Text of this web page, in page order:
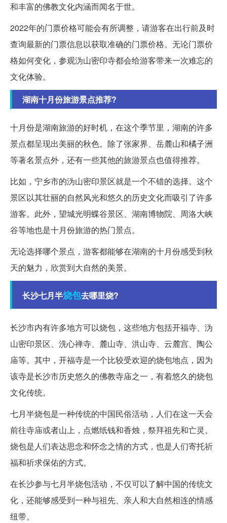
和丰富的佛教文化内涵而闻名于世。
2022年的门票价格可能会有所调整，请游客在出行前及时
查询最新的门票信息以获取准确的门票价格。无论门票价
格如何变化，参观沩山密印寺都会给游客带来一次难忘的
文化体验。
湖南十月份旅游景点推荐?
十月份是湖南旅游的好时机，在这个季节里，湖南的许多
景点都呈现出美丽的秋色。除了张家界、岳麓山和橘子洲
等著名景点外，还有一些其他的旅游景点也值得推荐。
比如，宁乡市的沩山密印景区就是一个不错的选择。这个
景区以其壮丽的自然风光和悠久的历史文化而吸引了许多
游客。此外，望城光明蝶谷景区、湖南博物院、周洛大峡
谷等地也是十月份旅游的热门景点。
无论选择哪个景点，游客都能够在湖南的十月份感受到秋
天的魅力，欣赏到大自然的美景。
长沙七月半烧包去哪里烧?
长沙市内有许多地方可以烧包，这些地方包括开福寺、沩
山密印景区、洗心禅寺、麓山寺、洪山寺、云麓宫、陶公
庙等。其中，开福寺是一个比较受欢迎的烧包地点，因为
该寺是长沙市历史悠久的佛教寺庙之一，有着悠久的烧包
文化传统。
七月半烧包是一种传统的中国民俗活动，人们在这一天会
前往寺庙或者山上，点燃纸钱和香烛，祭拜祖先和亡灵。
烧包是人们表达思念和怀念之情的方式，也是人们寄托祈
福和祈求保佑的方式。
在长沙参与七月半烧包活动，不仅可以了解中国的传统文
化，还能够感受到一种与祖先、亲人和大自然相连的情感
纽带。